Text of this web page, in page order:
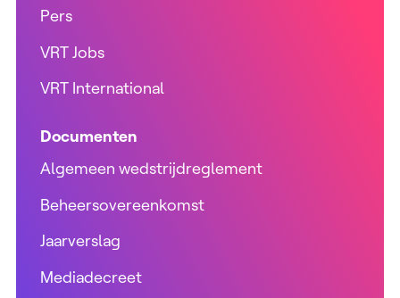
Pers
VRT Jobs
VRT International
Documenten
Algemeen wedstrijdreglement
Beheersovereenkomst
Jaarverslag
Mediadecreet